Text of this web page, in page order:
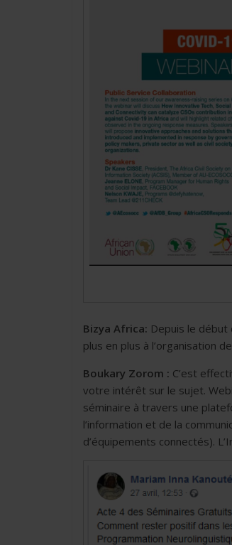
Bizya Africa: Depuis le
plus en plus à l’organisation
Boukary Zorom : C’est
votre intérêt sur le sujet.
séminaire à travers une
l’information et de la
d’équipements connectés).